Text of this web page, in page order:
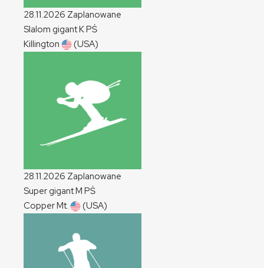
28.11.2026 Zaplanowane
Slalom gigantKPŚ
Killington
(USA)
28.11.2026 Zaplanowane
Super gigantM PŚ
Copper Mt.
(USA)